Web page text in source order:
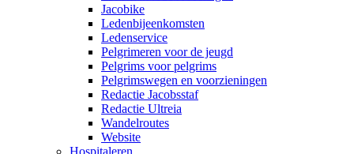
Jacobike
Ledenbijeenkomsten
Ledenservice
Pelgrimeren voor de jeugd
Pelgrims voor pelgrims
Pelgrimswegen en voorzieningen
Redactie Jacobsstaf
Redactie Ultreia
Wandelroutes
Website
Hospitaleren